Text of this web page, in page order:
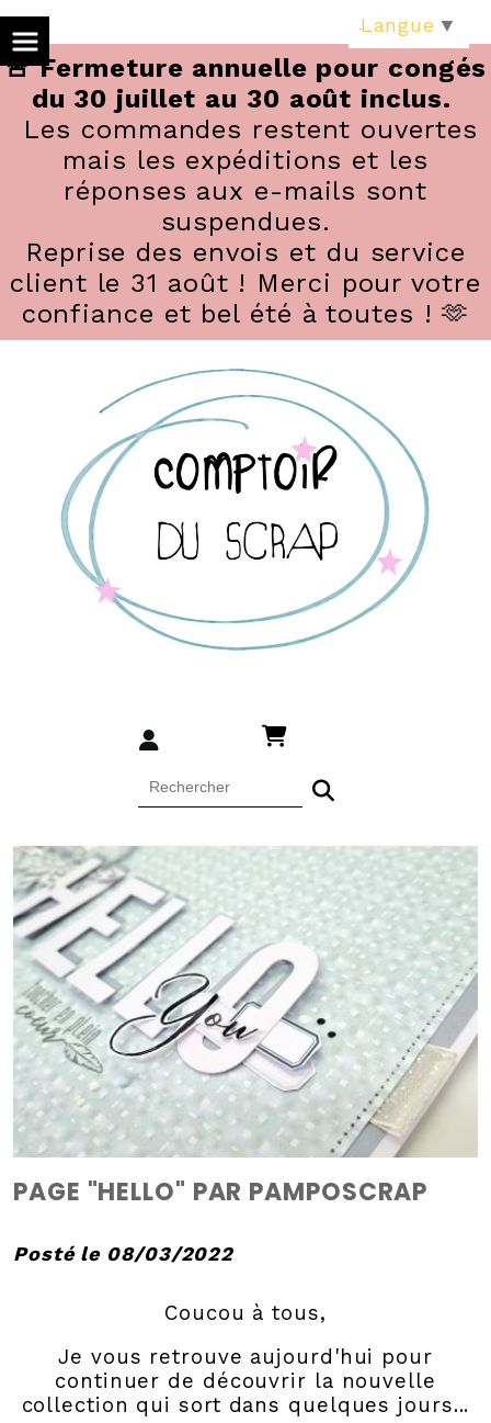
🚨 Fermeture annuelle pour congés
du 30 juillet au 30 août inclus.
Les commandes restent ouvertes
mais les expéditions et les
réponses aux e-mails sont
suspendues.
Reprise des envois et du service
client le 31 août ! Merci pour votre
confiance et bel été à toutes ! 🫶
PAGE "HELLO" PAR PAMPOSCRAP
Posté le 08/03/2022
Coucou à tous,
Je vous retrouve aujourd'hui pour
continuer de découvrir la nouvelle
collection qui sort dans quelques jours...
Langue ▼